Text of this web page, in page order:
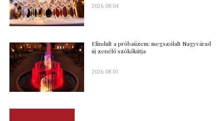
2026.08.04
Elindult a próbaüzem: megszólalt Nagyvárad
új zenélő szökőkútja
2026.08.01